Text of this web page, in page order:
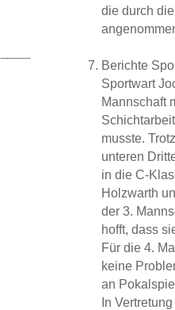
die durch
Berichte
Sportwart
Mannschaft
musste.
unteren
in die C-
Holzwarth
der 3.
hofft, dass
Für die 4.
keine
an
In